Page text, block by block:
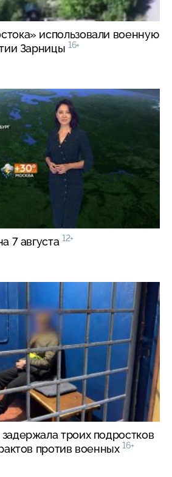
использовали военную
Зарницы 16+
7 августа 12+
троих подростков
против военных 16+